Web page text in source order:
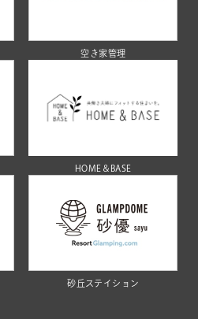
空き家管理
HOME＆BASE
砂丘ステイション